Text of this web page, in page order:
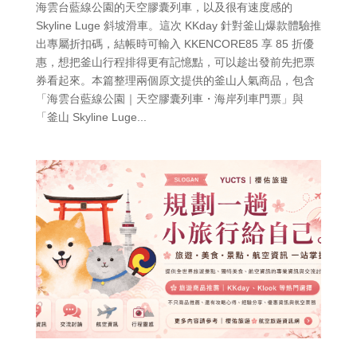
海雲台藍線公園的天空膠囊列車，以及很有速度感的
Skyline Luge 斜坡滑車。這次 KKday 針對釜山爆款體驗推
出專屬折扣碼，結帳時可輸入 KKENCORE85 享 85 折優
惠，想把釜山行程排得更有記憶點，可以趁出發前先把票
券看起來。本篇整理兩個原文提供的釜山人氣商品，包含
「海雲台藍線公園｜天空膠囊列車・海岸列車門票」與
「釜山 Skyline Luge...